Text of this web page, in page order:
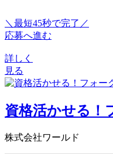
＼最短45秒で完了／
応募へ進む
詳しく
見る
資格活かせる！
株式会社ワールド